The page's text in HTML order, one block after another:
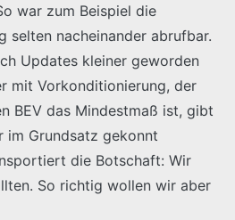
war zum Beispiel die
selten nacheinander abrufbar.
Updates kleiner geworden
mit Vorkonditionierung, der
BEV das Mindestmaß ist, gibt
im Grundsatz gekonnt
die Botschaft: Wir
So richtig wollen wir aber